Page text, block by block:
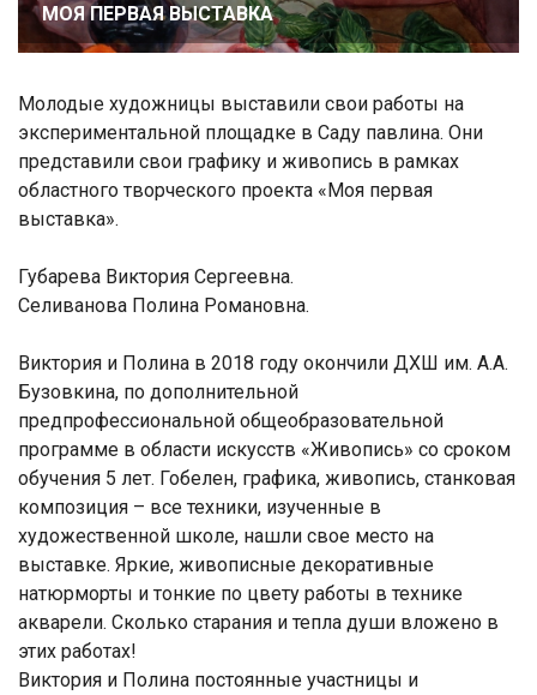
МОЯ ПЕРВАЯ ВЫСТАВКА
Молодые художницы выставили свои работы на
экспериментальной площадке в Саду павлина. Они
представили свои графику и живопись в рамках
областного творческого проекта «Моя первая
выставка».
Губарева Виктория Сергеевна.
Селиванова Полина Романовна.
Виктория и Полина в 2018 году окончили ДХШ им. А.А.
Бузовкина, по дополнительной
предпрофессиональной общеобразовательной
программе в области искусств «Живопись» со сроком
обучения 5 лет. Гобелен, графика, живопись, станковая
композиция – все техники, изученные в
художественной школе, нашли свое место на
выставке. Яркие, живописные декоративные
натюрморты и тонкие по цвету работы в технике
акварели. Сколько старания и тепла души вложено в
этих работах!
Виктория и Полина постоянные участницы и